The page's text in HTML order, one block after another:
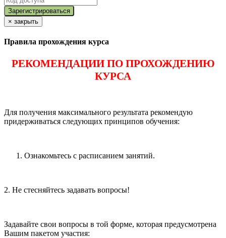
× закрыть
Правила прохождения курса
РЕКОМЕНДАЦИИ ПО ПРОХОЖДЕНИЮ
КУРСА
Для получения максимального результата рекомендую
придерживаться следующих принципов обучения:
Ознакомьтесь с расписанием занятий.
2. Не стесняйтесь задавать вопросы!
Задавайте свои вопросы в той форме, которая предусмотрена
Вашим пакетом участия: